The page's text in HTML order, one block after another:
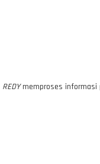
REDYmemproses informasi